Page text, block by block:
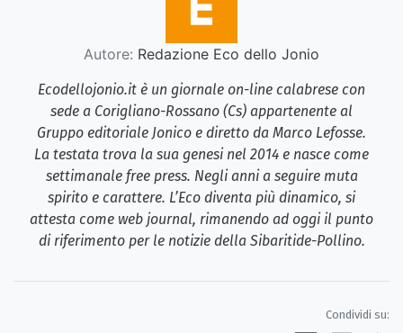
Autore: Redazione Eco dello Jonio
Ecodellojonio.it è un giornale on-line calabrese con
sede a Corigliano-Rossano (Cs) appartenente al
Gruppo editoriale Jonico e diretto da Marco Lefosse.
La testata trova la sua genesi nel 2014 e nasce come
settimanale free press. Negli anni a seguire muta
spirito e carattere. L’Eco diventa più dinamico, si
attesta come web journal, rimanendo ad oggi il punto
di riferimento per le notizie della Sibaritide-Pollino.
Condividi su: